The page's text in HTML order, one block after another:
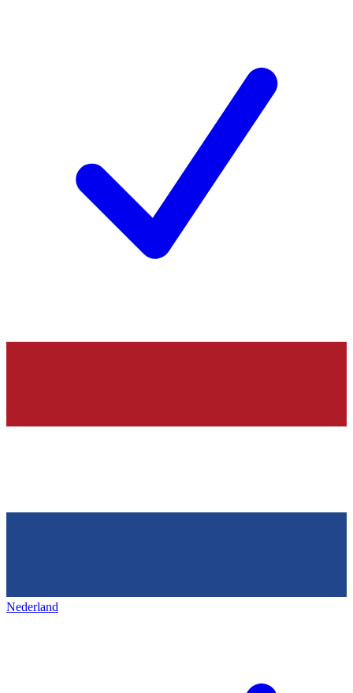
Nederland